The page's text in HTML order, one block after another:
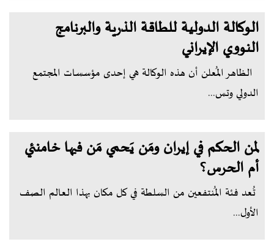
الوكالة الدولية للطاقة الذرية والبرنامج
النووي الإيراني
الظاهر المُعلن أن هذه الوكالة هي إحدى مؤسسات المجتمع
الدولي وتس...
لمن الحكم في إيران ومَن يَحمي مَن فيها خامنئي
أم الحرس؟
تُعد فئة المُنتفعين من السلطة في كل مكان بهذا العالم الصف
الأول...